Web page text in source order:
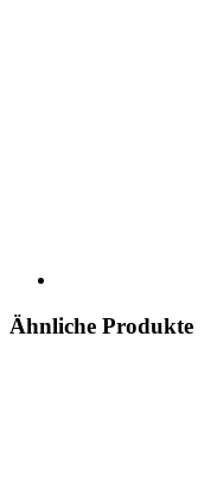
Ähnliche Produkte